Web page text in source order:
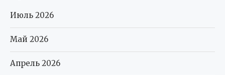
Июль 2026
Май 2026
Апрель 2026